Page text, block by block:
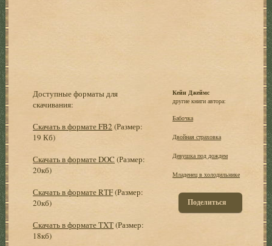
Доступные форматы для
скачивания:
Скачать в формате FB2 (Размер:
19 Кб)
Скачать в формате DOC (Размер:
20кб)
Скачать в формате RTF(Размер:
20кб)
Скачать в формате TXT(Размер:
18кб)
Кейн Джеймс
другие книги автора:
Бабочка
Двойная страховка
Девушка под дождем
Младенец в холодильнике
Поделиться